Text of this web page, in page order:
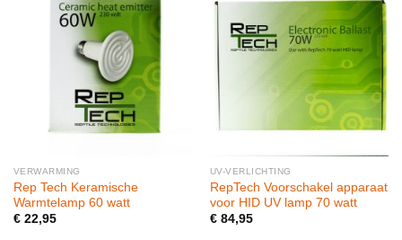
VERWARMING
Rep Tech Keramische
Warmtelamp 60 watt
€22,95
UV-VERLICHTING
RepTech Voorschakel apparaat
voor HID UV lamp 70 watt
€84,95